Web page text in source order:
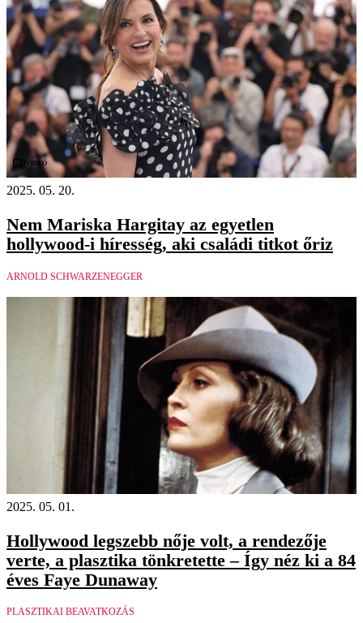
Videó
2025. 05. 20.
Nem Mariska Hargitay az egyetlen
hollywood-i híresség, aki családi titkot őriz
ARNOLD SCHWARZENEGGER
2025. 05. 01.
Hollywood legszebb nője volt, a rendezője
verte, a plasztika tönkretette – Így néz ki a 84
éves Faye Dunaway
PLASZTIKAI BEAVATKOZÁS